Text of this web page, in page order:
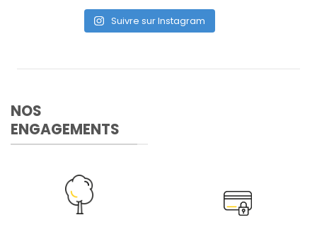
Suivre sur Instagram
NOS
ENGAGEMENTS